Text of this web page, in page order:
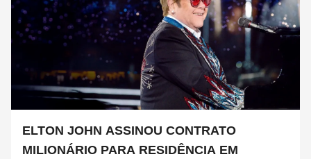
ELTON JOHN ASSINOU CONTRATO
MILIONÁRIO PARA RESIDÊNCIA EM